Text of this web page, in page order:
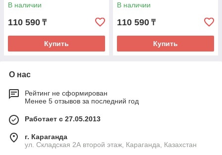
В наличии
110 590 ₸
Купить
В наличии
110 590 ₸
Купить
О нас
Рейтинг не сформирован
Менее 5 отзывов за последний год
Работает с 27.05.2013
г. Караганда
ул. Складская 2А второй этаж, Караганда, Казахстан